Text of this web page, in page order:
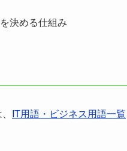
決める仕組み
IT用語・ビジネス用語一覧